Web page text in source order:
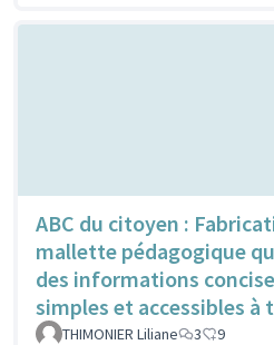
ABC du citoyen :
mallette pédagogique
des informations
simples et accessibles à
THIMONIER Liliane 3 9